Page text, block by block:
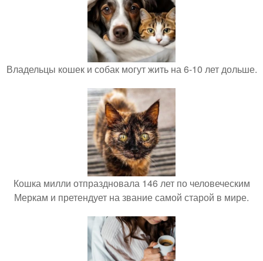
Владельцы кошек и собак могут жить на 6-10 лет дольше.
Кошка милли отпраздновала 146 лет по человеческим
Меркам и претендует на звание самой старой в мире.